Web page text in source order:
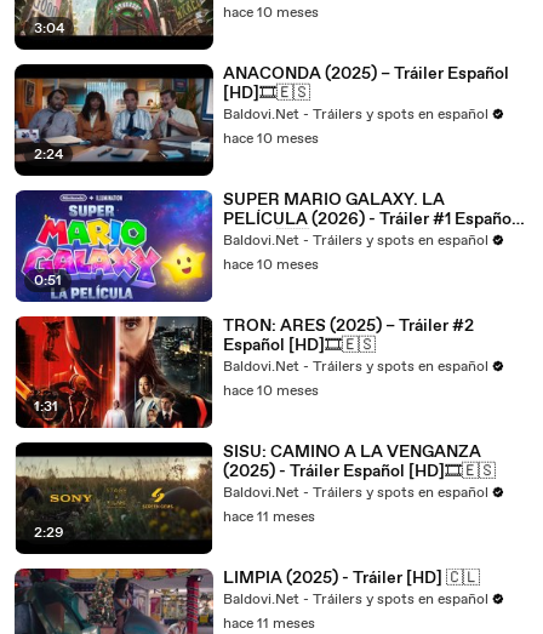
3:04
hace 10 meses
2:24
ANACONDA (2025) – Tráiler Español
[HD]🎞️🇪🇸
Baldovi.Net - Tráilers y spots en español
hace 10 meses
0:51
SUPER MARIO GALAXY. LA
PELÍCULA (2026) - Tráiler #1 Español
[HD]🎞️🇪🇸
Baldovi.Net - Tráilers y spots en español
hace 10 meses
1:31
TRON: ARES (2025) – Tráiler #2
Español [HD]🎞️🇪🇸
Baldovi.Net - Tráilers y spots en español
hace 10 meses
2:29
SISU: CAMINO A LA VENGANZA
(2025) - Tráiler Español [HD]🎞️🇪🇸
Baldovi.Net - Tráilers y spots en español
hace 11 meses
LIMPIA (2025) - Tráiler [HD] 🇨🇱
Baldovi.Net - Tráilers y spots en español
hace 11 meses